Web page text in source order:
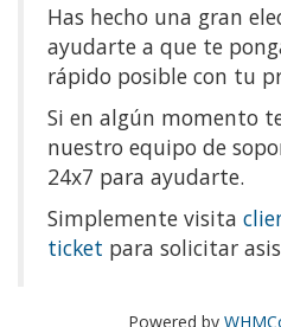
Has hecho una gran
ayudarte a que te
rápido posible con tu
Si en algún momento
nuestro equipo de
24x7 para ayudarte.
Simplemente visita
ticket para solicitar
Powered by